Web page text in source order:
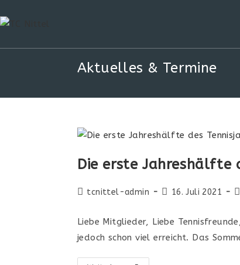
Aktuelles & Termine
Die erste Jahreshälfte
tcnittel-admin 16. Juli 2021
Liebe Mitglieder, Liebe
jedoch schon viel erreicht. Das